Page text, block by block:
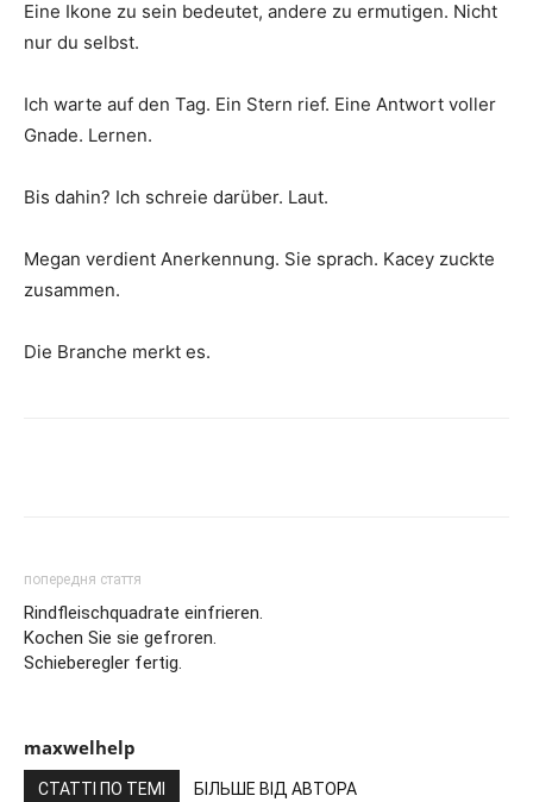
Eine Ikone zu sein bedeutet, andere zu ermutigen. Nicht
nur du selbst.
Ich warte auf den Tag. Ein Stern rief. Eine Antwort voller
Gnade. Lernen.
Bis dahin? Ich schreie darüber. Laut.
Megan verdient Anerkennung. Sie sprach. Kacey zuckte
zusammen.
Die Branche merkt es.
попередня стаття
Rindfleischquadrate einfrieren.
Kochen Sie sie gefroren.
Schieberegler fertig.
maxwelhelp
СТАТТІ ПО ТЕМІ БІЛЬШЕ ВІД АВТОРА